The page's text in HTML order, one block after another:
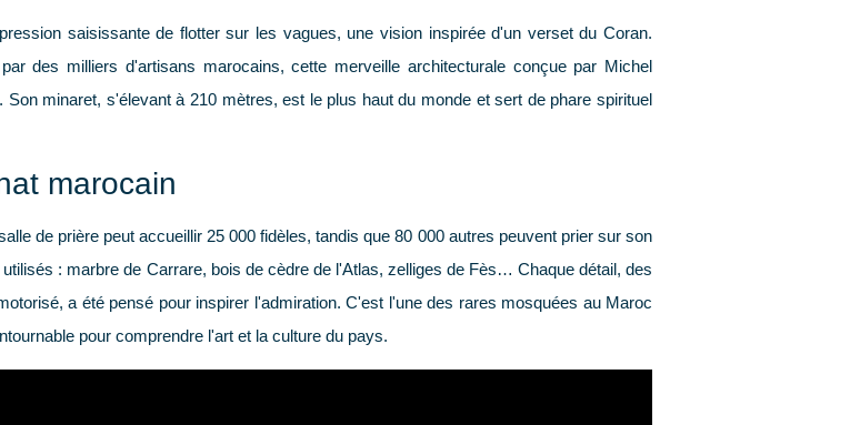
saisissante de flotter sur les vagues, une vision inspirée d'un verset du Coran.
des milliers d'artisans marocains, cette merveille architecturale conçue par Michel
minaret, s'élevant à 210 mètres, est le plus haut du monde et sert de phare spirituel
marocain
de prière peut accueillir 25 000 fidèles, tandis que 80 000 autres peuvent prier sur son
: marbre de Carrare, bois de cèdre de l'Atlas, zelliges de Fès… Chaque détail, des
a été pensé pour inspirer l'admiration. C'est l'une des rares mosquées au Maroc
pour comprendre l'art et la culture du pays.